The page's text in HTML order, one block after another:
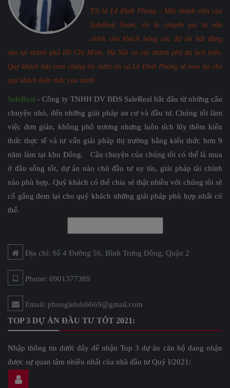
Tôi là Lê Đình Phong - Một thành viên của
SaleReal Team, tôi là chuyên gia tư vấn
chính cho khách hàng các dự án bất động
sản tại thành phố Hồ Chí Minh, Hà Nội và các thành phố du lịch biển.
Quý khách hãy trao chúng tôi niềm tin và Lê Đình Phong sẽ trao lại cho
quý khách kiến thức của mình.
SaleReal - Công ty TNHH DV BĐS SaleReal bắt đầu từ những câu
chuyện nhỏ, đến những giải pháp an cư và đầu tư. Chúng tôi làm
việc đơn giản, không phô trương nhưng luôn tích lũy thêm kiến
thức thực tế và tư vấn giải pháp thị trường bằng kiến thức hơn 9
năm làm tại khu Đông. Câu chuyện của chúng tôi có thể là mua
ở đâu sống tốt, dự án nào chủ đầu tư uy tín, giải pháp tài chính
nào phù hợp. Quý khách có thể chia sẻ thật nhiều với chúng tôi sẽ
cố gắng đem lại cho quý khách những giải pháp phù hợp nhất có
thể.
Địa chỉ: Số 4 Đường 56, Bình Trưng Đông, Quận 2
Phone: 0901377389
Email: phonglebds6669@gmail.com
TOP 3 DỰ ÁN ĐẦU TƯ TỐT 2021:
Nhập thông tin dưới đây để nhận Top 3 dự án căn hộ đang nhận
được sự quan tâm nhiều nhất của nhà đầu tư Quý I/2021: